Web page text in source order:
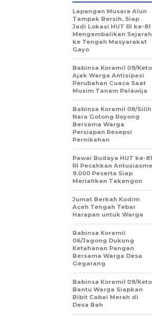
Lapangan Musara Alun
Tampak Bersih, Siap
Jadi Lokasi HUT RI ke-81
Mengembalikan Sejarah
ke Tengah Masyarakat
Gayo
‎Babinsa Koramil 09/
Ajak Warga Antisipasi
Perubahan Cuaca Saat
Musim Tanam Palawija
‎Babinsa Koramil 08/Silih
Nara Gotong Royong
Bersama Warga
Persiapan Resepsi
Pernikahan
Pawai Budaya HUT ke-81
RI Pecahkan
9.000 Peserta Siap
Meriahkan Takengon
Jumat Berkah Kodim
Aceh Tengah Tebar
Harapan untuk Warga
‎Babinsa Koramil
06/Jagong Dukung
Ketahanan Pangan
Bersama Warga Desa
Gegarang
‎Babinsa Koramil 09/
Bantu Warga Siapkan
Bibit Cabai Merah di
Desa Bah